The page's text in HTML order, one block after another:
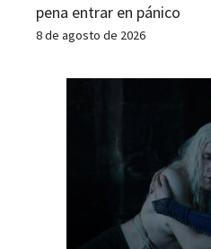
pena entrar en pánico
8 de agosto de 2026